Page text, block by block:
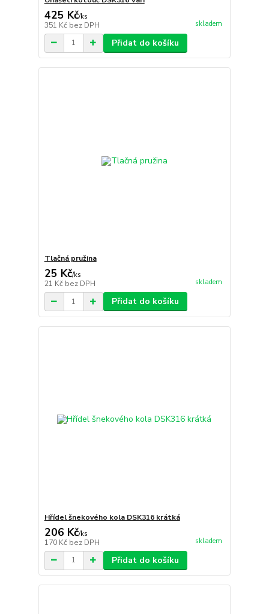
425 Kč/ks
351 Kč bez DPH skladem
Přidat do košíku
Tlačná pružina
25 Kč/ks
21 Kč bez DPH skladem
Přidat do košíku
Hřídel šnekového kola DSK316 krátká
206 Kč/ks
170 Kč bez DPH skladem
Přidat do košíku